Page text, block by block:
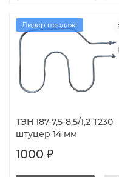
Лидер продаж!
ТЭН 187-7,5-8,5/1,2 Т230
штуцер 14 мм
1000 ₽